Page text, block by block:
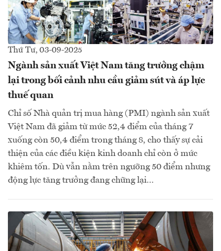
Thứ Tư, 03-09-2025
Ngành sản xuất Việt Nam tăng trưởng chậm
lại trong bối cảnh nhu cầu giảm sút và áp lực
thuế quan
Chỉ số Nhà quản trị mua hàng (PMI) ngành sản xuất
Việt Nam đã giảm từ mức 52,4 điểm của tháng 7
xuống còn 50,4 điểm trong tháng 8, cho thấy sự cải
thiện của các điều kiện kinh doanh chỉ còn ở mức
khiêm tốn. Dù vẫn nằm trên ngưỡng 50 điểm nhưng
động lực tăng trưởng đang chững lại…